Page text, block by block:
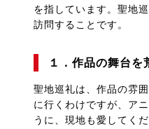
を指しています。聖地
訪問することです。
１．作品の舞台を
聖地巡礼は、作品の雰
に行くわけですが、ア
うに、現地も愛してく